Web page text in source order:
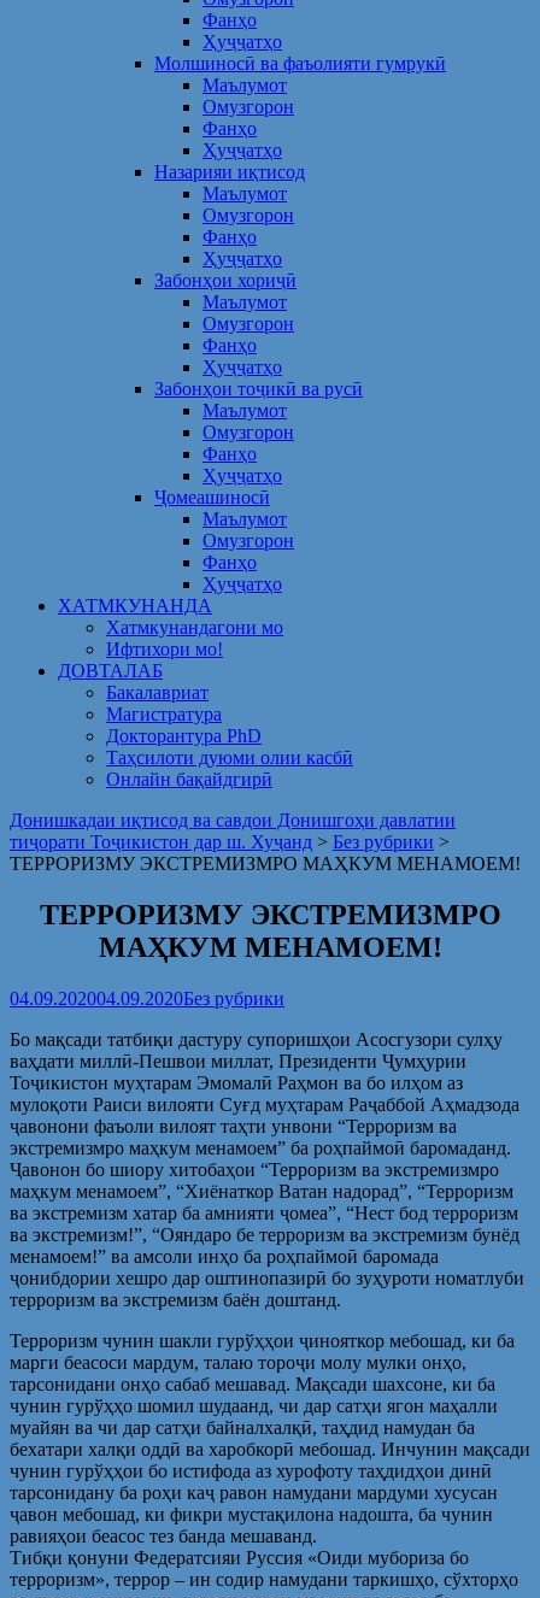
Фанҳо
Ҳуҷҷатҳо
Молшиносӣ ва фаъолияти гумрукӣ
Маълумот
Омузгорон
Фанҳо
Ҳуҷҷатҳо
Назарияи иқтисод
Маълумот
Омузгорон
Фанҳо
Ҳуҷҷатҳо
Забонҳои хориҷӣ
Маълумот
Омузгорон
Фанҳо
Ҳуҷҷатҳо
Забонҳои тоҷикӣ ва русӣ
Маълумот
Омузгорон
Фанҳо
Ҳуҷҷатҳо
Ҷомеашиносӣ
Маълумот
Омузгорон
Фанҳо
Ҳуҷҷатҳо
ХАТМКУНАНДА
Хатмкунандагони мо
Ифтихори мо!
ДОВТАЛАБ
Бакалавриат
Магистратура
Докторантура PhD
Таҳсилоти дуюми олии касбӣ
Онлайн бақайдгирӣ
Донишкадаи иқтисод ва савдои Донишгоҳи давлатии
тиҷорати Тоҷикистон дар ш. Хуҷанд > Без рубрики >
ТЕРРОРИЗМУ ЭКСТРЕМИЗМРО МАҲКУМ МЕНАМОЕМ!
ТЕРРОРИЗМУ ЭКСТРЕМИЗМРО
МАҲКУМ МЕНАМОЕМ!
04.09.202004.09.2020Без рубрики
Бо мақсади татбиқи дастуру супоришҳои Асосгузори сулҳу
ваҳдати миллӣ-Пешвои миллат, Президенти Ҷумҳурии
Тоҷикистон муҳтарам Эмомалӣ Раҳмон ва бо илҳом аз
мулоқоти Раиси вилояти Суғд муҳтарам Раҷаббой Аҳмадзода
ҷавонони фаъоли вилоят таҳти унвони “Терроризм ва
экстремизмро маҳкум менамоем” ба роҳпаймоӣ баромаданд.
Ҷавонон бо шиору хитобаҳои “Терроризм ва экстремизмро
маҳкум менамоем”, “Хиёнаткор Ватан надорад”, “Терроризм
ва экстремизм хатар ба амнияти ҷомеа”, “Нест бод терроризм
ва экстремизм!”, “Ояндаро бе терроризм ва экстремизм бунёд
менамоем!” ва амсоли инҳо ба роҳпаймоӣ баромада
ҷонибдории хешро дар оштинопазирӣ бо зуҳуроти номатлуби
терроризм ва экстремизм баён доштанд.
Терроризм чунин шакли гурўҳҳои ҷинояткор мебошад, ки ба
марги беасоси мардум, талаю тороҷи молу мулки онҳо,
тарсонидани онҳо сабаб мешавад. Мақсади шахсоне, ки ба
чунин гурўҳҳо шомил шудаанд, чи дар сатҳи ягон маҳалли
муайян ва чи дар сатҳи байналхалқӣ, таҳдид намудан ба
бехатари халқи оддӣ ва харобкорӣ мебошад. Инчунин мақсади
чунин гурўҳҳои бо истифода аз хурофоту таҳдидҳои динӣ
тарсонидану ба роҳи каҷ равон намудани мардуми хусусан
ҷавон мебошад, ки фикри мустақилона надошта, ба чунин
равияҳои беасос тез банда мешаванд.
Тибқи қонуни Федератсияи Руссия «Оиди мубориза бо
терроризм», террор – ин содир намудани таркишҳо, сўхторҳо